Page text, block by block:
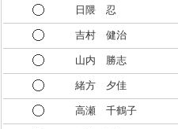
日隈 忍
吉村 健治
山内 勝志
緒方 夕佳
高瀬 千鶴子